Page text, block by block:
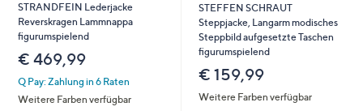
STRANDFEIN Lederjacke
Reverskragen Lammnappa
figurumspielend
€ 469,99
Q Pay: Zahlung in 6 Raten
Weitere Farben verfügbar
STEFFEN SCHRAUT
Steppjacke, Langarm modisches
Steppbild aufgesetzte Taschen
figurumspielend
€ 159,99
Weitere Farben verfügbar